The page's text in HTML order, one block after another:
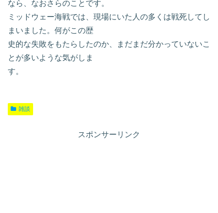
なら、なおさらのことです。
ミッドウェー海戦では、現場にいた人の多くは戦死してし
まいました。何がこの歴
史的な失敗をもたらしたのか、まだまだ分かっていないこ
とが多いような気がしま
す。
雑談
スポンサーリンク